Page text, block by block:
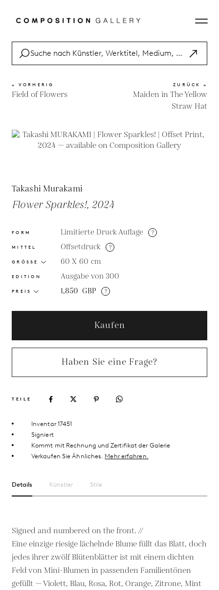
« VORHERIG
Field of Flowers
ZURÜCK »
Maiden in The Yellow
Straw Hat
Takashi Murakami
Flower Sparkles!, 2024
FORM Limitierte Druck Auflage ?
MITTEL Offsetdruck ?
GRÖSSE 60 X 60 cm
EDITION Ausgabe von 300
PREIS 1,850 GBP ?
Kaufen
Haben Sie eine Frage?
TEILE
Inventar 17451
Signiert
Kommt mit Rechnung und Zertifikat der Galerie
Verkaufen Sie Ähnliches. Mehr erfahren.
Details Künstler Stile
Signed and numbered on the front. //
Eine einzige riesige lächelnde Blume füllt das Blatt, doch
jedes ihrer zwölf Blütenblätter ist mit einem dichten
Feld von Mini-Blumen in passenden Familientönen
gefüllt — Violett, Blau, Rosa, Rot, Orange, Zitrone, Mint